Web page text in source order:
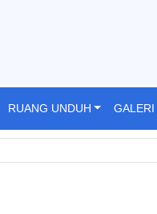
RUANG UNDUH GALERI